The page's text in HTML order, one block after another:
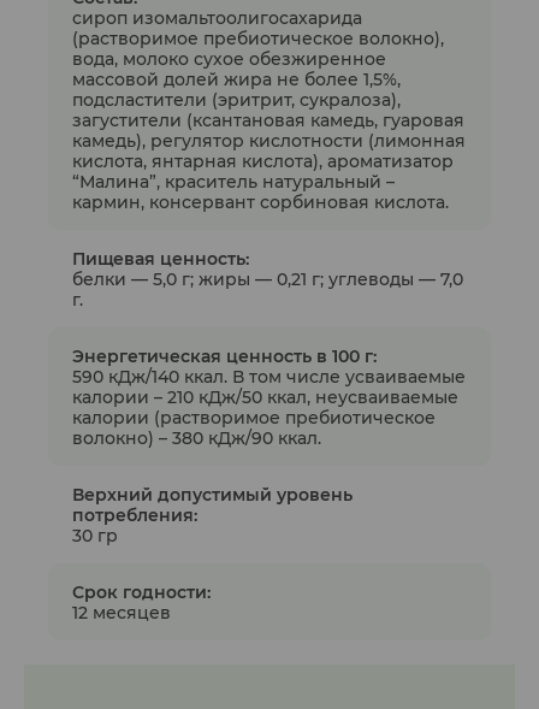
сироп изомальтоолигосахарида
(растворимое пребиотическое волокно),
вода, молоко сухое обезжиренное
массовой долей жира не более 1,5%,
подсластители (эритрит, сукралоза),
загустители (ксантановая камедь, гуаровая
камедь), регулятор кислотности (лимонная
кислота, янтарная кислота), ароматизатор
“Малина”, краситель натуральный –
кармин, консервант сорбиновая кислота.
Пищевая ценность:
белки — 5,0 г; жиры — 0,21 г; углеводы — 7,0
г.
Энергетическая ценность в 100 г:
590 кДж/140 ккал. В том числе усваиваемые
калории – 210 кДж/50 ккал, неусваиваемые
калории (растворимое пребиотическое
волокно) – 380 кДж/90 ккал.
Верхний допустимый уровень
потребления:
30 гр
Срок годности:
12 месяцев